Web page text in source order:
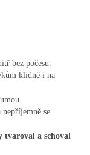
bez počesu.
klidně i na
se
tvaroval a schoval